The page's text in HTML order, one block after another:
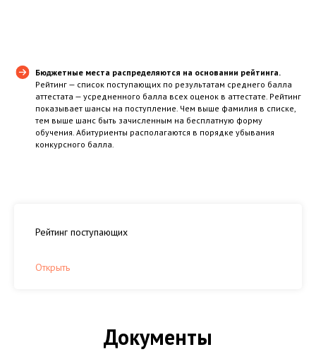
Бюджетные места распределяются на основании рейтинга.
Рейтинг — список поступающих по результатам среднего балла
аттестата — усредненного балла всех оценок в аттестате. Рейтинг
показывает шансы на поступление. Чем выше фамилия в списке,
тем выше шанс быть зачисленным на бесплатную форму
обучения. Абитуриенты располагаются в порядке убывания
конкурсного балла.
Рейтинг поступающих
Открыть
Документы